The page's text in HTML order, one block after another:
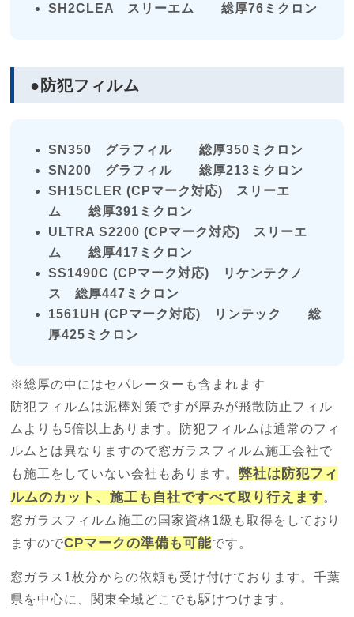
SH2CLEA スリーエム 総厚76ミクロン
●防犯フィルム
SN350 グラフィル 総厚350ミクロン
SN200 グラフィル 総厚213ミクロン
SH15CLER (CPマーク対応) スリーエ
ム 総厚391ミクロン
ULTRA S2200 (CPマーク対応) スリーエ
ム 総厚417ミクロン
SS1490C (CPマーク対応) リケンテクノ
ス 総厚447ミクロン
1561UH (CPマーク対応) リンテック 総
厚425ミクロン
※総厚の中にはセパレーターも含まれます
防犯フィルムは泥棒対策ですが厚みが飛散防止フィル
ムよりも5倍以上あります。防犯フィルムは通常のフィ
ルムとは異なりますので窓ガラスフィルム施工会社で
も施工をしていない会社もあります。弊社は防犯フィ
ルムのカット、施工も自社ですべて取り行えます。
窓ガラスフィルム施工の国家資格1級も取得をしており
ますのでCPマークの準備も可能です。
窓ガラス1枚分からの依頼も受け付けております。千葉
県を中心に、関東全域どこでも駆けつけます。